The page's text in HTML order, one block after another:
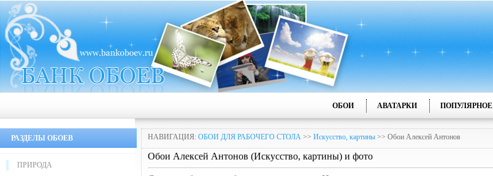
ОБОИ АВАТАРКИ ПОПУЛЯРНОЕ
РАЗДЕЛЫ ОБОЕВ
ПРИРОДА
НАВИГАЦИЯ: ОБОИ ДЛЯ РАБОЧЕГО СТОЛА >> Искусство, картины >> Обои Алексей Антонов
Обои Алексей Антонов (Искусство, картины) и фото